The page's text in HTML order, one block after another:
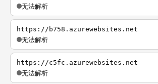
无法解析
https://b758.azurewebsites.net
无法解析
https://c5fc.azurewebsites.net
无法解析